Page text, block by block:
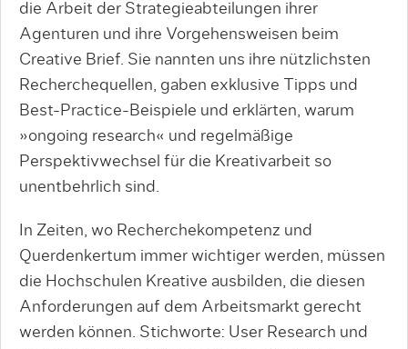
die Arbeit der Strategieabteilungen ihrer
Agenturen und ihre Vorgehensweisen beim
Creative Brief. Sie nannten uns ihre nützlichsten
Recherchequellen, gaben exklusive Tipps und
Best-Practice-Beispiele und erklärten, warum
»ongoing research« und regelmäßige
Perspektivwechsel für die Kreativarbeit so
unentbehrlich sind.
In Zeiten, wo Recherchekompetenz und
Querdenkertum immer wichtiger werden, müssen
die Hochschulen Kreative ausbilden, die diesen
Anforderungen auf dem Arbeitsmarkt gerecht
werden können. Stichworte: User Research und